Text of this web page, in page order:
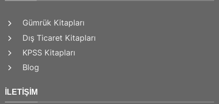
Gümrük Kitapları
Dış Ticaret Kitapları
KPSS Kitapları
Blog
İLETIŞIM